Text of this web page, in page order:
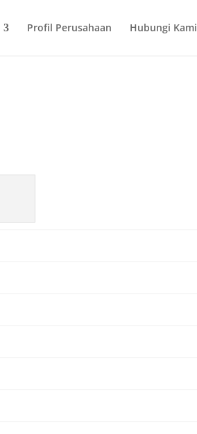
Profil Perusahaan Hubungi Kami